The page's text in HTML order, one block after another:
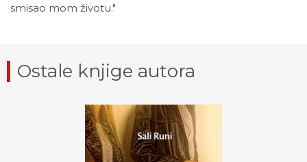
smisao mom životu."
Ostale knjige autora